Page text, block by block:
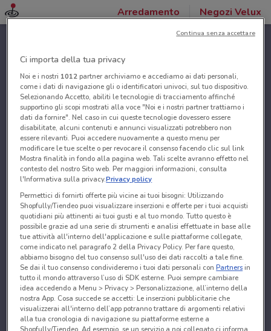
Arredamento Negozi Velux
Ci importa della tua privacy
Noi e i nostri 1012partner archiviamo e accediamo ai dati personali,
come i dati di navigazione gli o identificatori univoci, sul tuo dispositivo.
Selezionando Accetto, abiliti le tecnologie di tracciamento affinché
supportino gli scopi mostrati alla voce "Noi e i nostri partner trattiamo i
dati da fornire". Nel caso in cui queste tecnologie dovessero essere
disabilitate, alcuni contenuti e annunci visualizzati potrebbero non
essere rilevanti. Puoi accedere nuovamente a questo menu per
modificare le tue scelte o per revocare il consenso facendo clic sul link
Mostra finalità in fondo alla pagina web. Tali scelte avranno effetto nel
contesto del nostro Sito web. Per maggiori informazioni, consulta
l'Informativa sulla privacy.Privacy policy
Permettici di fornirti offerte più vicine ai tuoi bisogni: Utilizzando
Shopfully/Tiendeo puoi visualizzare inserzioni e offerte per i tuoi acquisti
quotidiani più attinenti ai tuoi gusti e al tuo mondo. Tutto questo è
possibile grazie ad una serie di strumenti e analisi effettuate in base alle
tue attività all'interno dell'applicazione e sulle piattaforme collegate,
come indicato nel paragrafo 2 della Privacy Policy. Per fare questo,
abbiamo bisogno del tuo consenso sull'uso dei dati raccolti a tale fine.
Se dai il tuo consenso condivideremo i tuoi dati personali conPartnersin
tutto il mondo attraverso l’uso di SDK esterne. Puoi sempre cambiare
idea accedendo a Menu > Privacy > Personalizzazione, all’interno della
nostra App. Cosa succede se accetti: Le inserzioni pubblicitarie che
visualizzerai all'interno dell’app potranno trattare di argomenti relativi
alla tua cronologia di navigazione su piattaforme esterne a
Continua senza accettare